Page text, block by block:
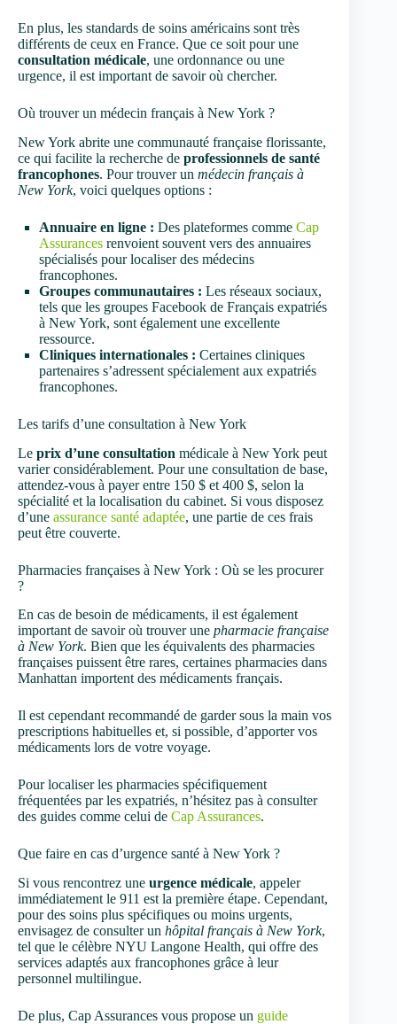
En plus, les standards de soins américains sont très
différents de ceux en France. Que ce soit pour une
consultation médicale, une ordonnance ou une
urgence, il est important de savoir où chercher.
Où trouver un médecin français à New York ?
New York abrite une communauté française florissante,
ce qui facilite la recherche de professionnels de santé
francophones. Pour trouver un médecin français à
New York, voici quelques options :
Annuaire en ligne : Des plateformes comme Cap
Assurances renvoient souvent vers des annuaires
spécialisés pour localiser des médecins
francophones.
Groupes communautaires : Les réseaux sociaux,
tels que les groupes Facebook de Français expatriés
à New York, sont également une excellente
ressource.
Cliniques internationales : Certaines cliniques
partenaires s’adressent spécialement aux expatriés
francophones.
Les tarifs d’une consultation à New York
Le prix d’une consultation médicale à New York peut
varier considérablement. Pour une consultation de base,
attendez-vous à payer entre 150 $ et 400 $, selon la
spécialité et la localisation du cabinet. Si vous disposez
d’une assurance santé adaptée, une partie de ces frais
peut être couverte.
Pharmacies françaises à New York : Où se les procurer
?
En cas de besoin de médicaments, il est également
important de savoir où trouver une pharmacie française
à New York. Bien que les équivalents des pharmacies
françaises puissent être rares, certaines pharmacies dans
Manhattan importent des médicaments français.
Il est cependant recommandé de garder sous la main vos
prescriptions habituelles et, si possible, d’apporter vos
médicaments lors de votre voyage.
Pour localiser les pharmacies spécifiquement
fréquentées par les expatriés, n’hésitez pas à consulter
des guides comme celui de Cap Assurances.
Que faire en cas d’urgence santé à New York ?
Si vous rencontrez une urgence médicale, appeler
immédiatement le 911 est la première étape. Cependant,
pour des soins plus spécifiques ou moins urgents,
envisagez de consulter un hôpital français à New York,
tel que le célèbre NYU Langone Health, qui offre des
services adaptés aux francophones grâce à leur
personnel multilingue.
De plus, Cap Assurances vous propose un guide